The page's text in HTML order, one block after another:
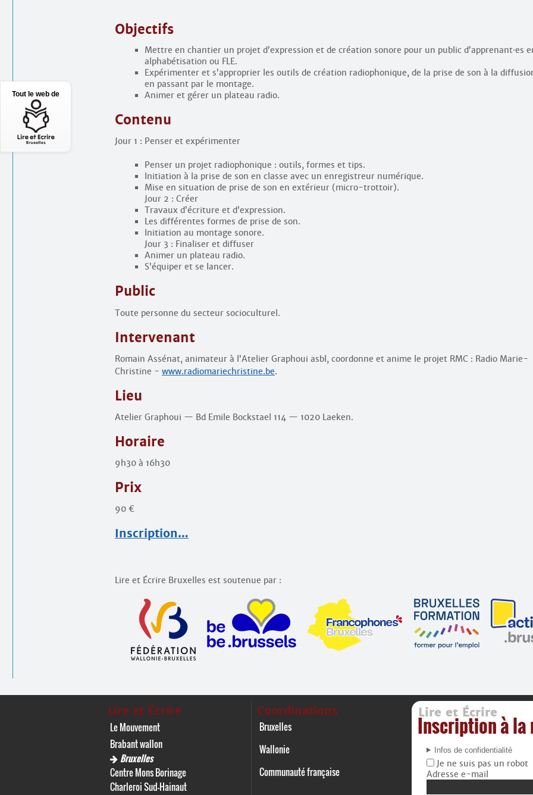
Objectifs
Mettre en chantier un projet d’expression et de création sonore pour un public d’apprenant·es
alphabétisation ou FLE.
Expérimenter et s’approprier les outils de création radiophonique, de la prise de son à la
en passant par le montage.
Animer et gérer un plateau radio.
Contenu
Jour 1 : Penser et expérimenter
Penser un projet radiophonique : outils, formes et tips.
Initiation à la prise de son en classe avec un enregistreur numérique.
Mise en situation de prise de son en extérieur (micro-trottoir).
Jour 2 : Créer
Travaux d’écriture et d’expression.
Les différentes formes de prise de son.
Initiation au montage sonore.
Jour 3 : Finaliser et diffuser
Animer un plateau radio.
S’équiper et se lancer.
Public
Toute personne du secteur socioculturel.
Intervenant
Romain Assénat, animateur à l’Atelier Graphoui asbl, coordonne et anime le projet RMC : Radio Marie-
Christine - www.radiomariechristine.be.
Lieu
Atelier Graphoui — Bd Emile Bockstael 114 — 1020 Laeken.
Horaire
9h30 à 16h30
Prix
90 €
Inscription…
Lire et Écrire Bruxelles est soutenue par :
Lire et Écrire
Le Mouvement
Brabant wallon
Bruxelles
Centre Mons Borinage
Charleroi Sud-Hainaut
Coordinations
Bruxelles
Wallonie
Communauté française
Lire et Écrire
Inscription à la
Infos de confidentialité
Je ne suis pas un robot
Adresse e-mail
Tout le web de